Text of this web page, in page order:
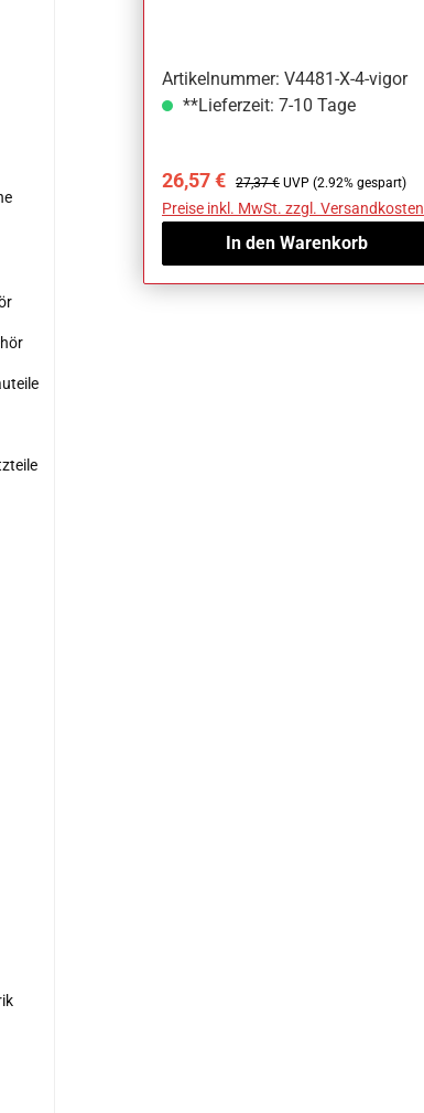
Artikelnummer: V4481-X-4-vigor
**Lieferzeit: 7-10 Tage
Verkaufspreis:
26,57 € Regulärer Preis:
27,37 € UVP (2.92% gespart)
Preise inkl. MwSt. zzgl. Versandkosten
In den Warenkorb